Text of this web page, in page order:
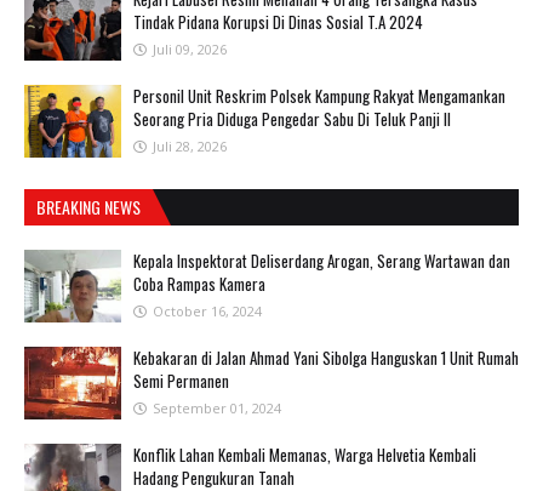
Tindak Pidana Korupsi Di Dinas Sosial T.A 2024
Juli 09, 2026
Personil Unit Reskrim Polsek Kampung Rakyat Mengamankan
Seorang Pria Diduga Pengedar Sabu Di Teluk Panji II
Juli 28, 2026
BREAKING NEWS
Kepala Inspektorat Deliserdang Arogan, Serang Wartawan dan
Coba Rampas Kamera
October 16, 2024
Kebakaran di Jalan Ahmad Yani Sibolga Hanguskan 1 Unit Rumah
Semi Permanen
September 01, 2024
Konflik Lahan Kembali Memanas, Warga Helvetia Kembali
Hadang Pengukuran Tanah